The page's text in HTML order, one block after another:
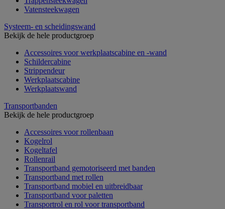
Vatensteekwagen
Systeem- en scheidingswand
Bekijk de hele productgroep
Accessoires voor werkplaatscabine en -wand
Schildercabine
Strippendeur
Werkplaatscabine
Werkplaatswand
Transportbanden
Bekijk de hele productgroep
Accessoires voor rollenbaan
Kogelrol
Kogeltafel
Rollenrail
Transportband gemotoriseerd met banden
Transportband met rollen
Transportband mobiel en uitbreidbaar
Transportband voor paletten
Transportrol en rol voor transportband